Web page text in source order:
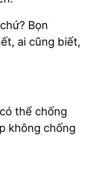
chứ?
ai cũng biết,
thể chống
không chống